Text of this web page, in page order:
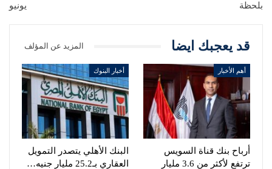
بلحظة
يونيو
قد يعجبك ايضا المزيد عن المؤلف
أهم الأخبار
أرباح بنك قناة السويس
ترتفع لأكثر من 3.6 مليار
أخبار البنوك
البنك الأهلي يتصدر التمويل
العقاري بـ25.2 مليار جنيه…